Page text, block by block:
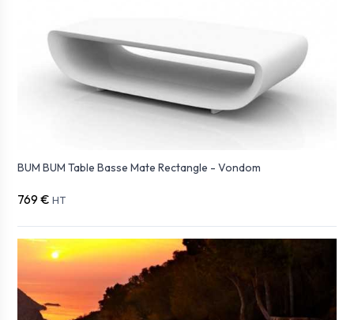
BUM BUM Table Basse Mate Rectangle - Vondom
769 € HT